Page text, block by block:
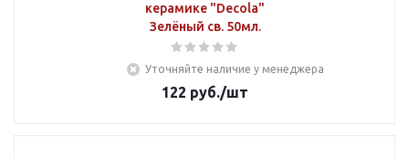
керамике "Decola"
Зелёный св. 50мл.
Уточняйте наличие у менеджера
122 руб./шт